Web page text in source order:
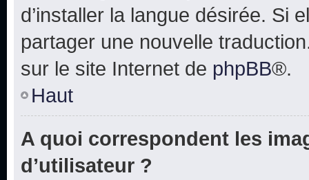
d’installer la langue désirée. Si
partager une nouvelle
sur le site Internet de phpBB®.
Haut
A quoi correspondent les
d’utilisateur ?